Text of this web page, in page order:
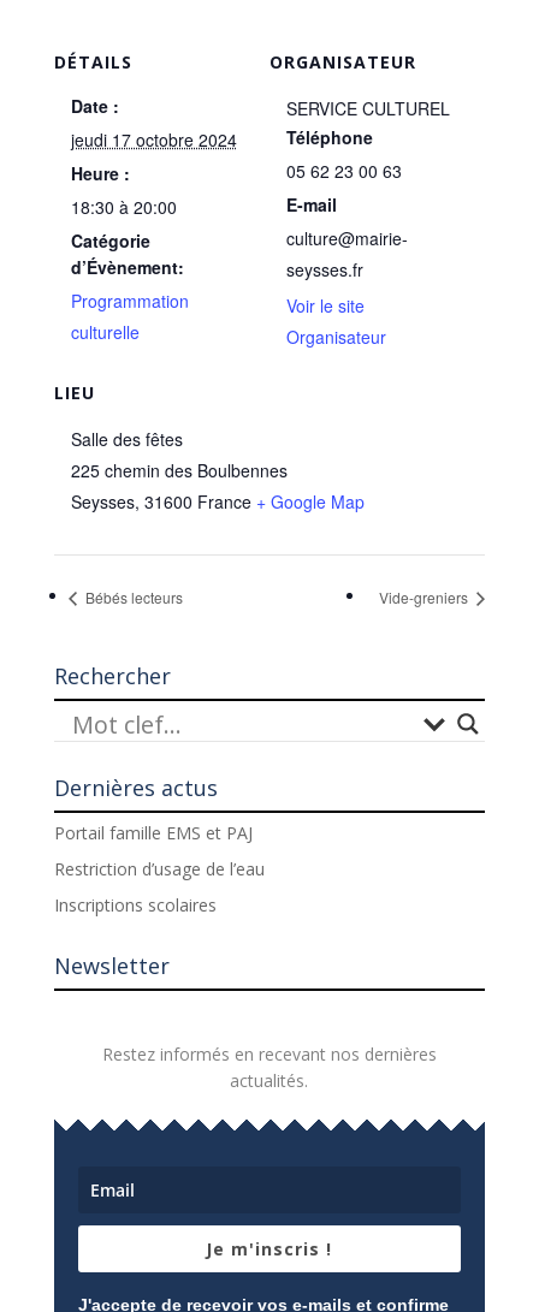
DÉTAILS
Date :
jeudi 17 octobre 2024
Heure :
18:30 à 20:00
Catégorie
d’Évènement:
Programmation
culturelle
LIEU
Salle des fêtes
225 chemin des Boulbennes
Seysses, 31600 France + Google Map
ORGANISATEUR
SERVICE CULTUREL
Téléphone
05 62 23 00 63
E-mail
culture@mairie-
seysses.fr
Voir le site
Organisateur
Bébés lecteurs Vide-greniers
Rechercher
Dernières actus
Portail famille EMS et PAJ
Restriction d’usage de l’eau
Inscriptions scolaires
Newsletter
Restez informés en recevant nos dernières
actualités.
Je m'inscris !
J'accepte de recevoir vos e-mails et confirme